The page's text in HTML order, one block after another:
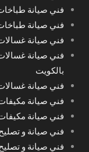
فني صيانة
فني صيانة طباخات
فني صيانة
فني صيانة
بالكويت
فني صيانة
فني صيانة مكيفات سريع
فني صيانة
فني صيانة و
فني صيانة و